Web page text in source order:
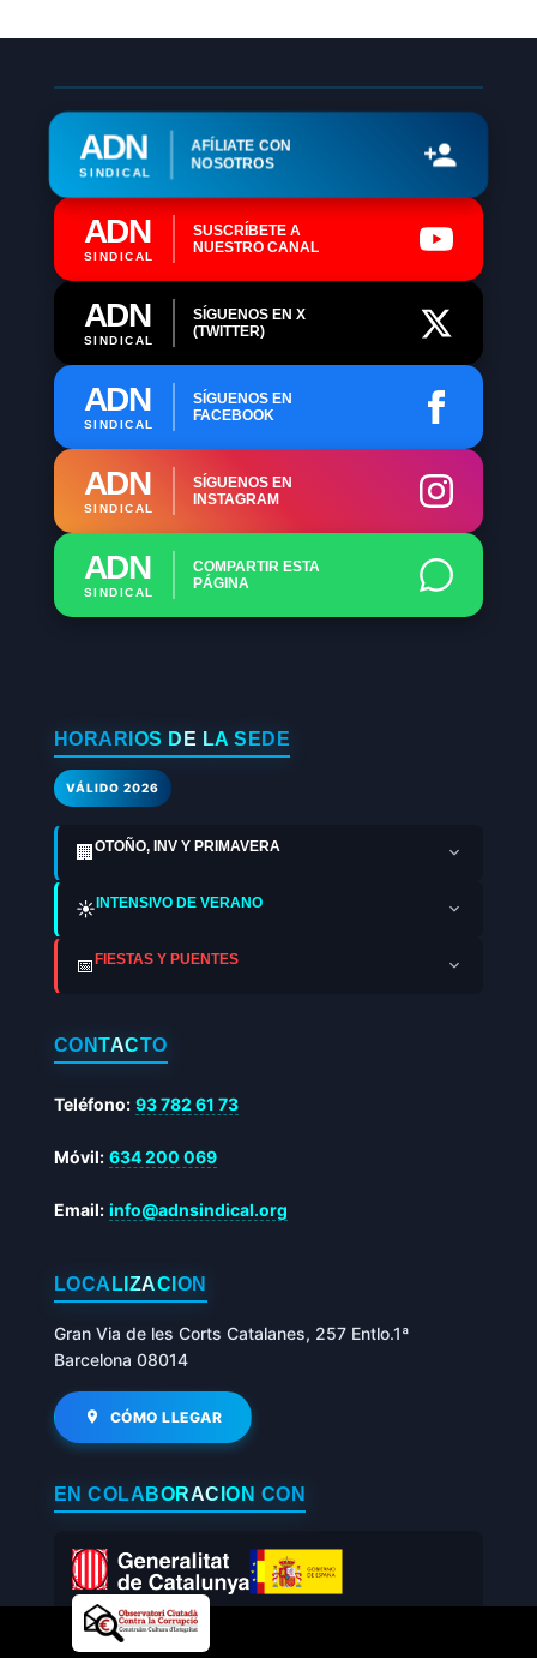
ADN
SINDICAL
AFÍLIATE CON
NOSOTROS
ADN
SINDICAL
SUSCRÍBETE A
NUESTRO CANAL
ADN
SINDICAL
SÍGUENOS EN X
(TWITTER)
ADN
SINDICAL
SÍGUENOS EN
FACEBOOK
ADN
SINDICAL
SÍGUENOS EN
INSTAGRAM
ADN
SINDICAL
COMPARTIR ESTA
PÁGINA
HORARIOS DE LA SEDE
VÁLIDO 2026
🏢OTOÑO, INV Y PRIMAVERA
☀️ INTENSIVO DE VERANO
📅 FIESTAS Y PUENTES
CONTACTO
Teléfono: 93 782 61 73
Móvil: 634 200 069
Email: info@adnsindical.org
LOCALIZACIÓN
Gran Via de les Corts Catalanes, 257 Entlo.1ª
Barcelona 08014
CÓMO LLEGAR
EN COLABORACIÓN CON